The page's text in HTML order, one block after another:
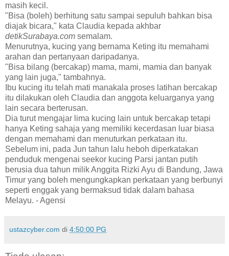
masih kecil.
"Bisa (boleh) berhitung satu sampai sepuluh bahkan bisa
diajak bicara," kata Claudia kepada akhbar
detikSurabaya.com semalam.
Menurutnya, kucing yang bernama Keting itu memahami
arahan dan pertanyaan daripadanya.
"Bisa bilang (bercakap) mama, mami, mamia dan banyak
yang lain juga," tambahnya.
Ibu kucing itu telah mati manakala proses latihan bercakap
itu dilakukan oleh Claudia dan anggota keluarganya yang
lain secara berterusan.
Dia turut mengajar lima kucing lain untuk bercakap tetapi
hanya Keting sahaja yang memiliki kecerdasan luar biasa
dengan memahami dan menuturkan perkataan itu.
Sebelum ini, pada Jun tahun lalu heboh diperkatakan
penduduk mengenai seekor kucing Parsi jantan putih
berusia dua tahun milik Anggita Rizki Ayu di Bandung, Jawa
Timur yang boleh mengungkapkan perkataan yang berbunyi
seperti enggak yang bermaksud tidak dalam bahasa
Melayu. - Agensi
ustazcyber.com di 4:50:00 PG